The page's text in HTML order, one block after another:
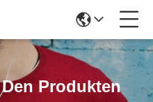
Produkten